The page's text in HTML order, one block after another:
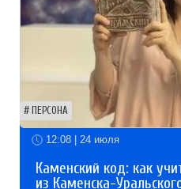
ПЕРСОНА
12:08 | 24 июля
Каменский код: как
из Каменска-